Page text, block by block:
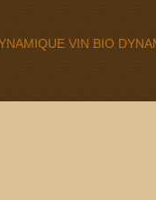
VIN BIO